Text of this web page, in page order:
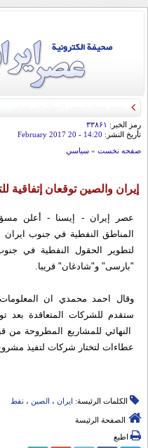
رمز الخبر: ۳۳۸۶۱
تأريخ النشر: 14:20
- 20 February 2017
صفحه نخست » سياسي
إيران والصین توقعان
عصر إيران - إيسنا - أعلن
المناطق النفطیة في جنوب
لتطویر الحقول النفطیة في
"بارسی" و"شادغان" قریبا.
وقال احمد محمدي ان المعلومات
ستقدم للشرکات المتعاقدة بعد
النهائي للمشاریع المطروحة من
عطاءات لتختار شرکات لتفیذ
الكلمات الرئيسة: ایران ، الصین ، نفط
الصفحة الرئيسة
اطبع